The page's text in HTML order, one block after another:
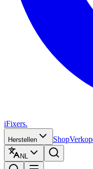
iFixers.
Herstellen Shop
NL